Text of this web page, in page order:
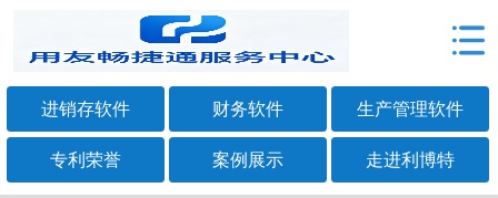
进销存软件 财务软件 生产管理软件
专利荣誉 案例展示 走进利博特